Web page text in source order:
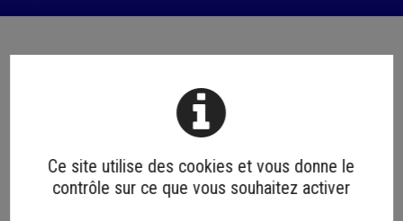
Retour
Ce site utilise des cookies et vous donne le
contrôle sur ce que vous souhaitez activer